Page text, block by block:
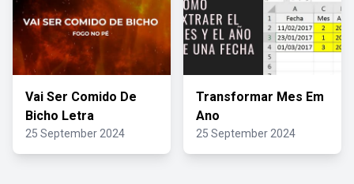
Vai Ser Comido De
Bicho Letra
25 September 2024
Transformar Mes Em
Ano
25 September 2024